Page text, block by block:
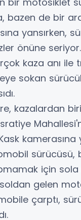
bazen de bir
yansırken,
önüne
kaza anı ile
sokan
kazalardan
kamerasına
sürücüsü,
için
gelen
çarptı,